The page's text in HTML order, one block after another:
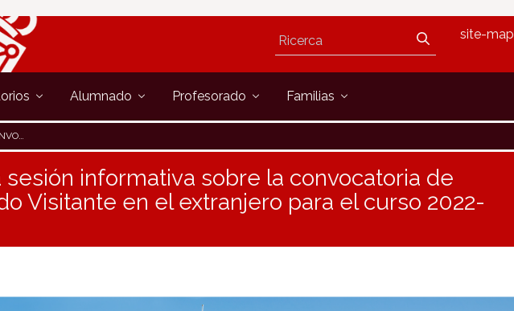
site-map
Alumnado Profesorado Familias
2022-2023
sesión informativa sobre la convocatoria de
Visitante en el extranjero para el curso 2022-